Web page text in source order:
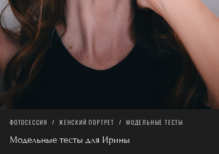
ФОТОСЕССИЯ ЖЕНСКИЙ ПОРТРЕТ МОДЕЛЬНЫЕ ТЕСТЫ
Модельные тесты для Ирины